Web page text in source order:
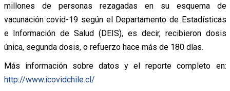
millones de personas rezagadas en su esquema de
vacunación covid-19 según el Departamento de Estadísticas
e Información de Salud (DEIS), es decir, recibieron dosis
única, segunda dosis, o refuerzo hace más de 180 días.
Más información sobre datos y el reporte completo en:
http://www.icovidchile.cl/